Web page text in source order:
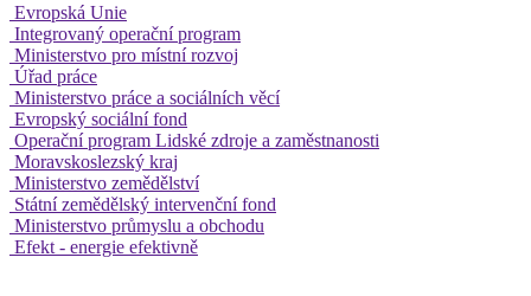
Evropská Unie
Integrovaný operační program
Ministerstvo pro místní rozvoj
Úřad práce
Ministerstvo práce a sociálních věcí
Evropský sociální fond
Operační program Lidské zdroje a zaměstnanosti
Moravskoslezský kraj
Ministerstvo zemědělství
Státní zemědělský intervenční fond
Ministerstvo průmyslu a obchodu
Efekt - energie efektivně